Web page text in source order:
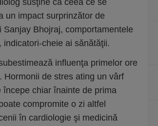
susţine că ceea ce se
un impact surprinzător de
Bhojraj, comportamentele
cheie ai sănătăţii.
influenţa primelor ore
Hormonii de stres ating un vârf
chiar înainte de prima
compromite o zi altfel
în cardiologie şi medicină